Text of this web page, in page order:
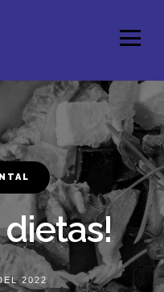
dietas!
2022